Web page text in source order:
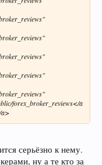
forex_broker_reviews</a
серьёзно к нему.
ну а те кто за